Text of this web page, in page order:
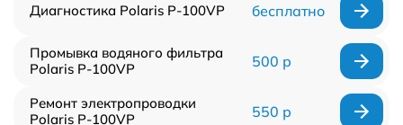
Диагностика Polaris P-100VP бесплатно
Промывка водяного фильтра
Polaris P-100VP
500 р
Ремонт электропроводки
Polaris P-100VP
550 р